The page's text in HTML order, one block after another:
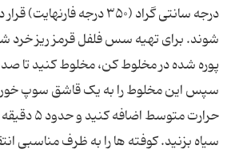
درجه سانتی گراد (۳۵۰ درجه
شوند. برای تهیه سس فلفل قرمز ریز خرد
پوره شده در مخلوط کن، مخلوط کنید تا
سپس این مخلوط را به یک قاشق سوپ
حرارت متوسط
سیاه بزنید. کوفته ها را به ظرف مناسبی